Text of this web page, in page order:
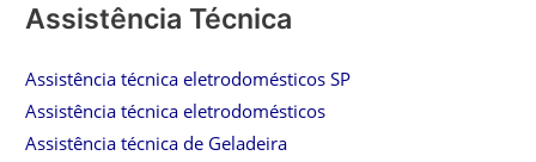
Assistência Técnica
Assistência técnica eletrodomésticos SP
Assistência técnica eletrodomésticos
Assistência técnica de Geladeira